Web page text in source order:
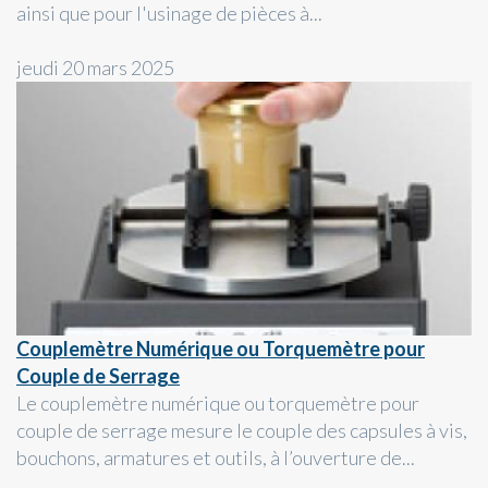
ainsi que pour l'usinage de pièces à...
jeudi 20 mars 2025
Couplemètre Numérique ou Torquemètre pour
Couple de Serrage
Le couplemètre numérique ou torquemètre pour
couple de serrage mesure le couple des capsules à vis,
bouchons, armatures et outils, à l’ouverture de...